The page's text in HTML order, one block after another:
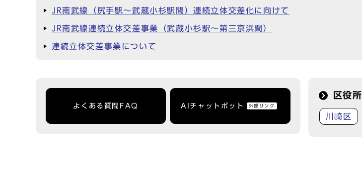
JR南武線（尻手駅～武蔵小杉駅間）連続立体交差化に向けて
JR南武線連続立体交差事業（武蔵小杉駅～第三京浜間）
連続立体交差事業について
よくある質問FAQ AIチャットボット 外部リンク
区役所
川崎区